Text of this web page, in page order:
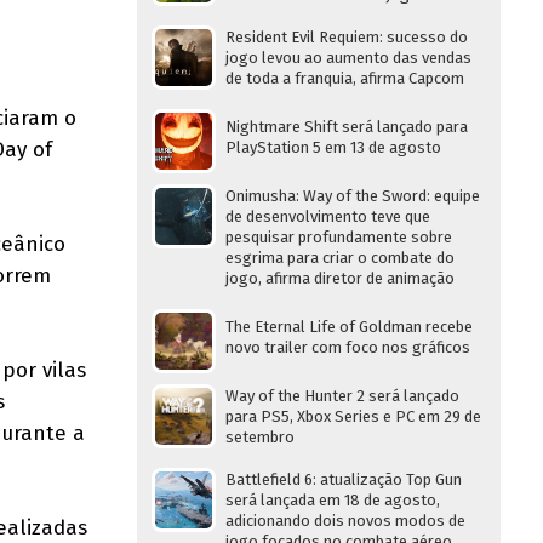
o
of
vilas
a
Resident Evil Requiem: sucesso do
jogo levou ao aumento das vendas
de toda a franquia, afirma Capcom
Nightmare Shift será lançado para
PlayStation 5 em 13 de agosto
Onimusha: Way of the Sword: equipe
de desenvolvimento teve que
pesquisar profundamente sobre
esgrima para criar o combate do
jogo, afirma diretor de animação
The Eternal Life of Goldman recebe
novo trailer com foco nos gráficos
Way of the Hunter 2 será lançado
para PS5, Xbox Series e PC em 29 de
setembro
Battlefield 6: atualização Top Gun
será lançada em 18 de agosto,
adicionando dois novos modos de